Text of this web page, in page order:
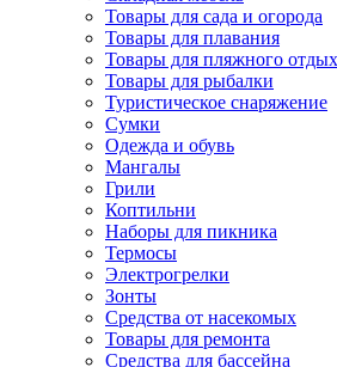
Товары для сада и огорода
Товары для плавания
Товары для пляжного
Товары для рыбалки
Туристическое снаряжение
Сумки
Одежда и обувь
Мангалы
Грили
Коптильни
Наборы для пикника
Термосы
Электрогрелки
Зонты
Средства от насекомых
Товары для ремонта
Средства для бассейна